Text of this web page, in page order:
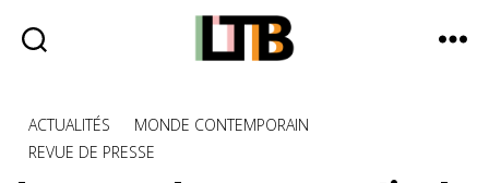
Bag
Catégories
ACTUALITÉS
MONDE CONTEMPORAIN
REVUE DE PRESSE